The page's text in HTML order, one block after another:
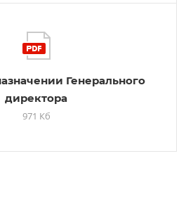
Генерального
директора
971 Кб